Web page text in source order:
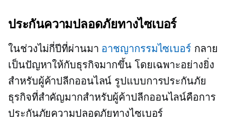
ประกันความปลอดภัยทางไซเบอร์
ในช่วงไม่กี่ปีที่ผ่านมา อาชญากรรมไซเบอร์ กลาย
เป็นปัญหาให้กับธุรกิจมากขึ้น โดยเฉพาะอย่างยิ่ง
สำหรับผู้ค้าปลีกออนไลน์ รูปแบบการประกันภัย
ธุรกิจที่สำคัญมากสำหรับผู้ค้าปลีกออนไลน์คือการ
ประกันภัยความปลอดภัยทางไซเบอร์